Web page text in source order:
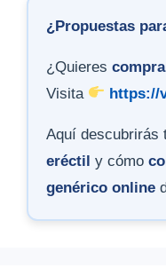
¿Propuestas
¿Quieres
Visita
https://
Aquí descubrirás
eréctil y cómo
genérico online